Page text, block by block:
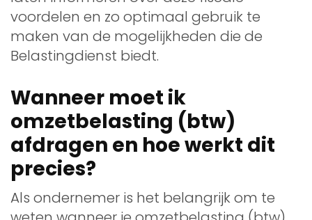
voordelen en zo optimaal gebruik te
maken van de mogelijkheden die de
Belastingdienst biedt.
Wanneer moet ik
omzetbelasting (btw)
afdragen en hoe werkt dit
precies?
Als ondernemer is het belangrijk om te